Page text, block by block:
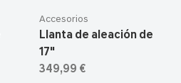
Accesorios
Llanta de aleación de
17"
349,99 €